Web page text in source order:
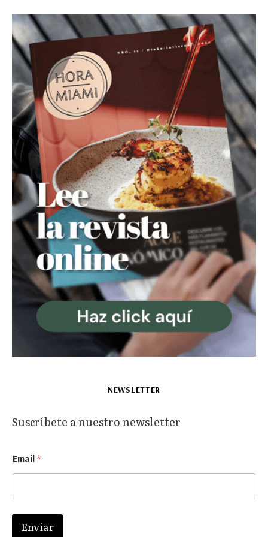
NEWSLETTER
Suscríbete a nuestro newsletter
m
a
m
Email *
Enviar